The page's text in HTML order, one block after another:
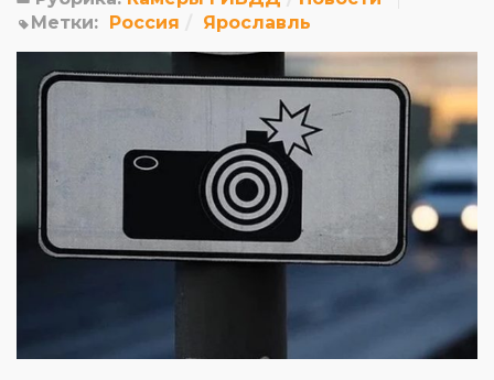
Метки: Россия Ярославль